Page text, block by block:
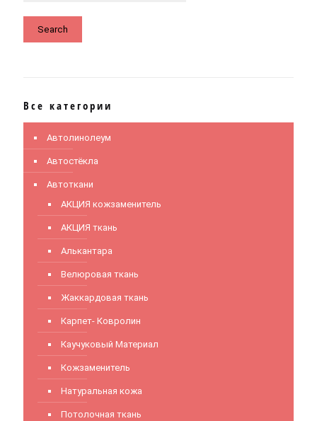
Search
Все категории
Автолинолеум
Автостёкла
Автоткани
АКЦИЯ кожзаменитель
АКЦИЯ ткань
Алькантара
Велюровая ткань
Жаккардовая ткань
Карпет- Ковролин
Каучуковый Материал
Кожзаменитель
Натуральная кожа
Потолочная ткань